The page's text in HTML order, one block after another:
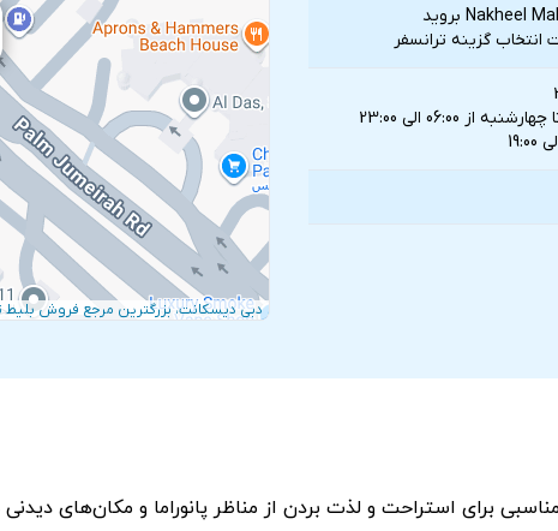
گزينه ترانسفر
06:00 الی 23:00
دبی دیسکانت، بزرگترین مرجع فروش بلیط
برای استراحت و لذت بردن از مناظر پانوراما و مکان‌های دیدنی